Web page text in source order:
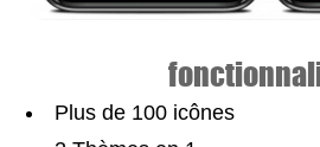
Plus de 100 icônes